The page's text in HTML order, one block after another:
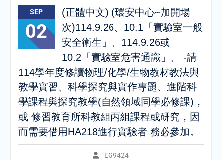
SEP
02
(正體中文) (環安中心~加開場
次)114.9.26、10.1「實驗室一般
安全衛生」、114.9.26或
10.2「實驗室危害通識」、 -請
114學年度修讀物理/化學/生物教材教法與
教學實習、科學探究與實作專題、進階科
學課程與探究教學(自然領域同學必修課)，
或 修習教育所科教組丙組課程或研究，因
而需要借用HA218進行實驗者 務必參加。
EG9424